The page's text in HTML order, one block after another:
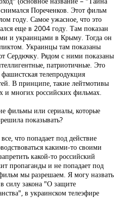
Пореченков. Этот фильм
году. Самое ужасное, что это
еще в 2004 году. Там показан
и украинцами в Крыму. Тогда он
Украинцы там показаны
Сердючку. Рядом с ними показаны
патриотичные. Это
телепродукция
В принципе, такие лейтмотивы
и многих российских фильмах.
фильмы или сериалы, которые
показывать?
что попадает под действие
какими-то своими
какой-то российский
пропаганды и не попадает под
мы разрешаем. Я могу назвать
силу закона "О защите
в украинском телеэфире